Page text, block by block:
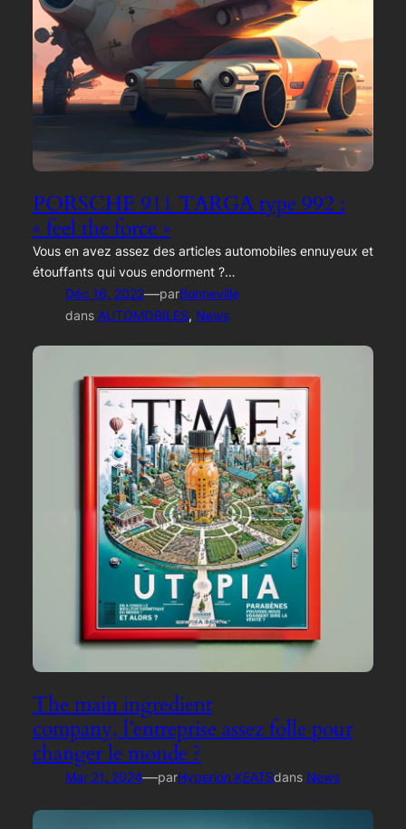
PORSCHE 911 TARGA type 992 :
« feel the force »
Vous en avez assez des articles automobiles ennuyeux et
étouffants qui vous endorment ?…
Déc 16, 2022—parBonneville
dans AUTOMOBILES, News
The main ingredient
company, l’entreprise assez folle pour
changer le monde ?
Mar 21, 2024—parHyperion KEATSdans News